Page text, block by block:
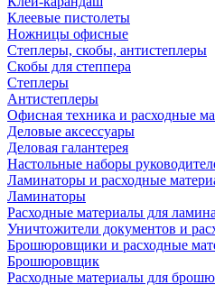
Клеевые пистолеты
Ножницы офисные
Степлеры, скобы, антистеплеры
Скобы для степпера
Степлеры
Антистеплеры
Офисная техника и расходные
Деловые аксессуары
Деловая галантерея
Настольные наборы
Ламинаторы и расходные
Ламинаторы
Расходные материалы для
Уничтожители документов и
Брошюровщики и расходные
Брошюровщик
Расходные материалы для